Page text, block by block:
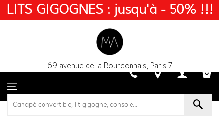
69 avenue de la Bourdonnais, Paris 7
LITS GIGOGNES : jusqu'à - 50% !!!